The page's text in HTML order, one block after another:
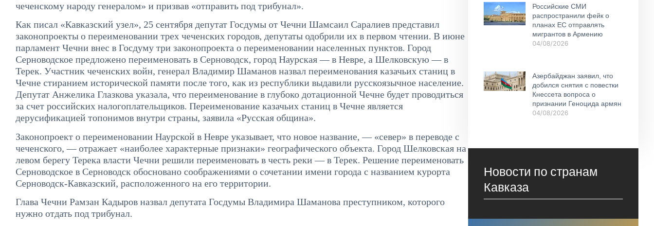
чеченскому народу генералом» и призвав «отправить под трибунал».
Как писал «Кавказский узел», 25 сентября депутат Госдумы от Чечни Шамсаил Саралиев представил
законопроекты о переименовании трех чеченских городов, депутаты одобрили их в первом чтении. В июне
парламент Чечни внес в Госдуму три законопроекта о переименовании населенных пунктов. Город
Серноводское предложено переименовать в Серноводск, город Наурская — в Невре, а Шелковскую — в
Терек. Участник чеченских войн, генерал Владимир Шаманов назвал переименования казачьих станиц в
Чечне стиранием исторической памяти после того, как из республики выдавили русскоязычное население.
Депутат Анжелика Глазкова указала, что переименование в глубоко дотационной Чечне будет проводиться
за счет российских налогоплательщиков. Переименование казачьих станиц в Чечне является
дерусификацией топонимов внутри страны, заявила «Русская община».
Законопроект о переименовании Наурской в Невре указывает, что новое название, — «север» в переводе с
чеченского, — отражает «наиболее характерные признаки» географического объекта. Город Шелковская на
левом берегу Терека власти Чечни решили переименовать в честь реки — в Терек. Решение переименовать
Серноводское в Серноводск обосновано соображениями о сочетании имени города с названием курорта
Серноводск-Кавказский, расположенного на его территории.
Глава Чечни Рамзан Кадыров назвал депутата Госдумы Владимира Шаманова преступником, которого
нужно отдать под трибунал.
Российские СМИ
распространили фейк о
планах ЕС отправлять
мигрантов в Армению
04/08/2026
Азербайджан заявил, что
добился снятия с повестки
Кнессета вопроса о
признании Геноцида армян
04/08/2026
Новости по странам
Кавказа